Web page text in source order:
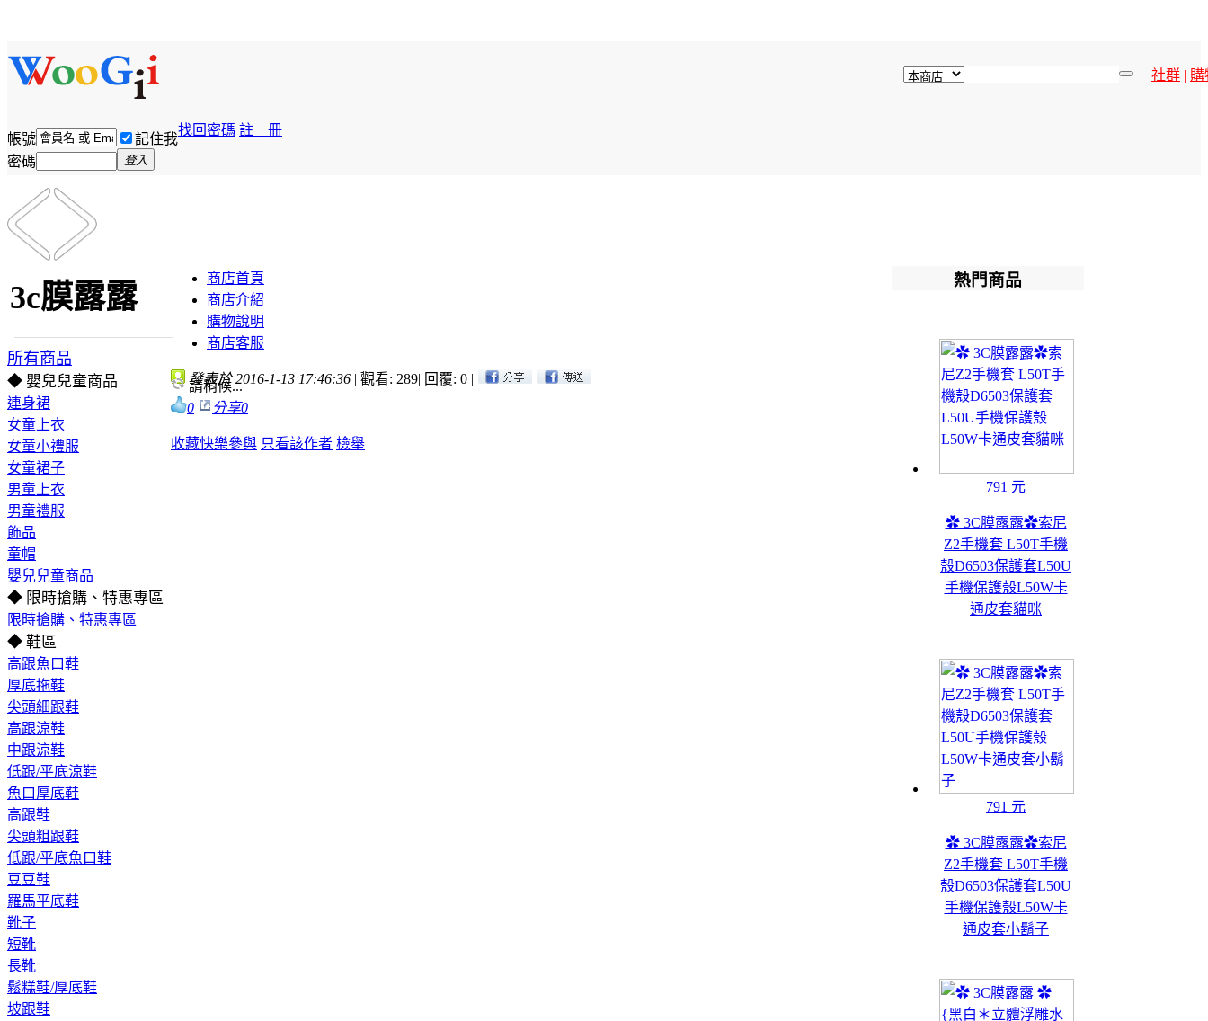
社群 | 購
帳號 記住我
找回密碼 註 冊
密碼 登入
3c膜露露
所有商品
◆ 嬰兒兒童商品
連身裙
女童上衣
女童小禮服
女童裙子
男童上衣
男童禮服
飾品
童帽
嬰兒兒童商品
◆ 限時搶購、特惠專區
限時搶購、特惠專區
◆ 鞋區
高跟魚口鞋
厚底拖鞋
尖頭細跟鞋
高跟涼鞋
中跟涼鞋
低跟/平底涼鞋
魚口厚底鞋
高跟鞋
尖頭粗跟鞋
低跟/平底魚口鞋
豆豆鞋
羅馬平底鞋
靴子
短靴
長靴
鬆糕鞋/厚底鞋
坡跟鞋
商店首頁
商店介紹
購物說明
商店客服
發表於 2016-1-13 17:46:36 | 觀看: 289| 回覆: 0 |
請稍候...
0
分享0
收藏快樂參與 只看該作者 檢舉
熱門商品
791 元
✿ 3C膜露露✿索尼
Z2手機套 L50T手機
殼D6503保護套L50U
手機保護殼L50W卡
通皮套貓咪
791 元
✿ 3C膜露露✿索尼
Z2手機套 L50T手機
殼D6503保護套L50U
手機保護殼L50W卡
通皮套小鬍子